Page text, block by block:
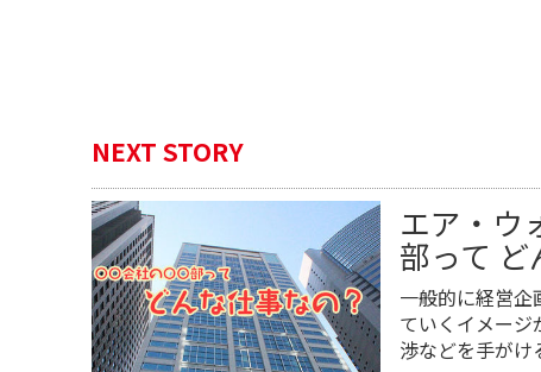
NEXT STORY
エア・ウ
部って ど
一般的に経営企
ていくイメージ
渉などを手がけ